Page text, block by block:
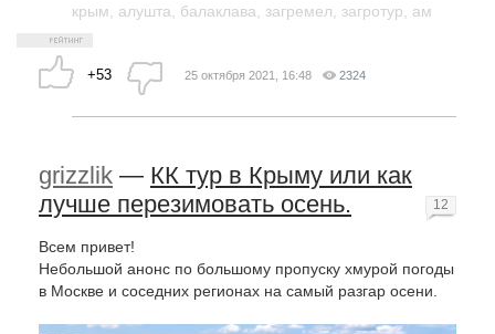
крым алушта балаклава загремел загротур ам
+53 25 октября 2021, 16:48 2324
grizzlik — КК тур в Крыму или как
лучше перезимовать осень.
Всем привет!
Небольшой анонс по большому пропуску хмурой погоды
в Москве и соседних регионах на самый разгар осени.
12